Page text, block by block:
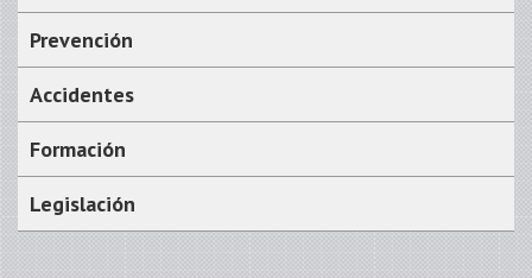
Prevención
Accidentes
Formación
Legislación